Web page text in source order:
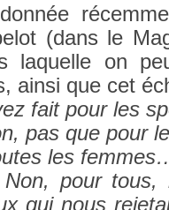
(dans le
laquel­le on
ainsi que cet
fait pour les
pas que pour
les
pour
qui nous